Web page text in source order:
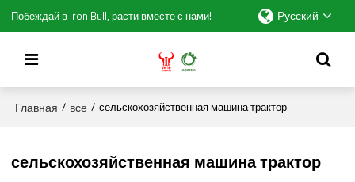
Побеждай в Iron Bull, расти вместе с нами! Русский
Главная / все / сельскохозяйственная машина трактор
сельскохозяйственная машина трактор